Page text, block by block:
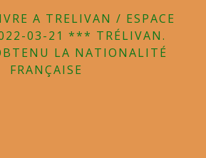
A TRELIVAN / ESPACE
03-21 *** TRÉLIVAN.
LA NATIONALITÉ
FRANÇAISE